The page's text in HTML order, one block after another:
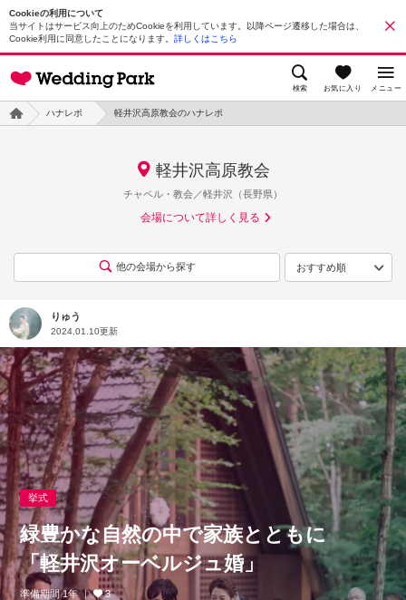
Cookieの利用について
当サイトはサービス向上のためCookieを利用しています。以降ページ遷移した場合は、
Cookie利用に同意したことになります。 詳しくはこちら
検索 お気に入り メニュー
ハナレポ 軽井沢高原教会のハナレポ
軽井沢高原教会
チャペル・教会／軽井沢（長野県）
会場について詳しく見る
他の会場から探す
りゅう
2024.01.10更新
挙式
緑豊かな自然の中で家族とともに
「軽井沢オーベルジュ婚」
準備期間 1年 3